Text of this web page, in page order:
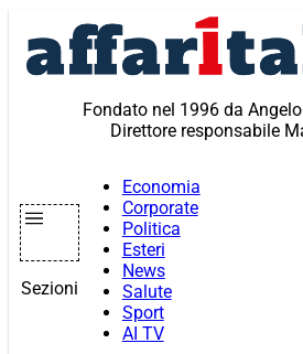
contenuto
Fondato nel 1996 da
Direttore responsabile
Sezioni
Economia
Corporate
Politica
Esteri
News
Salute
Sport
AI TV